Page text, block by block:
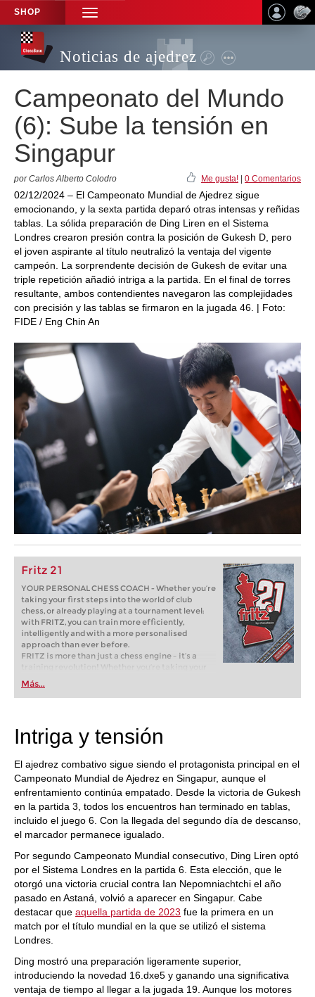
SHOP
TOGGLE
NAVIGATION
Noticias de ajedrez
Campeonato del Mundo
(6): Sube la tensión en
Singapur
por Carlos Alberto Colodro Me gusta! 0 Comentarios
02/12/2024 – El Campeonato Mundial de Ajedrez sigue
emocionando, y la sexta partida deparó otras intensas y reñidas
tablas. La sólida preparación de Ding Liren en el Sistema
Londres crearon presión contra la posición de Gukesh D, pero
el joven aspirante al título neutralizó la ventaja del vigente
campeón. La sorprendente decisión de Gukesh de evitar una
triple repetición añadió intriga a la partida. En el final de torres
resultante, ambos contendientes navegaron las complejidades
con precisión y las tablas se firmaron en la jugada 46. | Foto:
FIDE / Eng Chin An
Fritz 21
YOUR PERSONAL CHESS COACH - Whether you’re
taking your first steps into the world of club
chess, or already playing at a tournament level:
with FRITZ, you can train more efficiently,
intelligently and with a more personalised
approach than ever before.
FRITZ is more than just a chess engine – it’s a
training revolution! Whether you’re taking your
first steps into the world of club chess, or already
playing at a tournament level: with FRITZ, you can
train more efficiently, intelligently and with a
Más...
Intriga y tensión
El ajedrez combativo sigue siendo el protagonista principal en el
Campeonato Mundial de Ajedrez en Singapur, aunque el
enfrentamiento continúa empatado. Desde la victoria de Gukesh
en la partida 3, todos los encuentros han terminado en tablas,
incluido el juego 6. Con la llegada del segundo día de descanso,
el marcador permanece igualado.
Por segundo Campeonato Mundial consecutivo, Ding Liren optó
por el Sistema Londres en la partida 6. Esta elección, que le
otorgó una victoria crucial contra Ian Nepomniachtchi el año
pasado en Astaná, volvió a aparecer en Singapur. Cabe
destacar que aquella partida de 2023 fue la primera en un
match por el título mundial en la que se utilizó el sistema
Londres.
Ding mostró una preparación ligeramente superior,
introduciendo la novedad 16.dxe5 y ganando una significativa
ventaja de tiempo al llegar a la jugada 19. Aunque los motores